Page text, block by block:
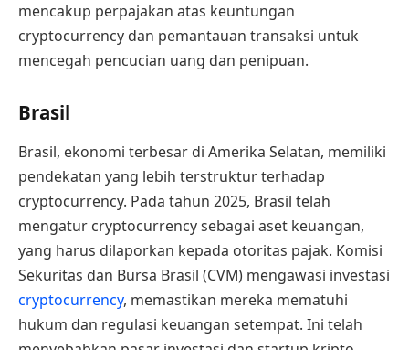
mencakup perpajakan atas keuntungan
cryptocurrency dan pemantauan transaksi untuk
mencegah pencucian uang dan penipuan.
Brasil
Brasil, ekonomi terbesar di Amerika Selatan, memiliki
pendekatan yang lebih terstruktur terhadap
cryptocurrency. Pada tahun 2025, Brasil telah
mengatur cryptocurrency sebagai aset keuangan,
yang harus dilaporkan kepada otoritas pajak. Komisi
Sekuritas dan Bursa Brasil (CVM) mengawasi investasi
cryptocurrency, memastikan mereka mematuhi
hukum dan regulasi keuangan setempat. Ini telah